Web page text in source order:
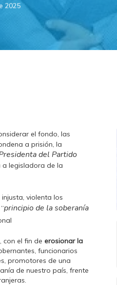
2025
el fondo, las
a prisión, la
del Partido
a legisladora de la
violenta los
principio de la soberanía
, con el fin de erosionar la
funcionarios
promotores de una
de nuestro país, frente